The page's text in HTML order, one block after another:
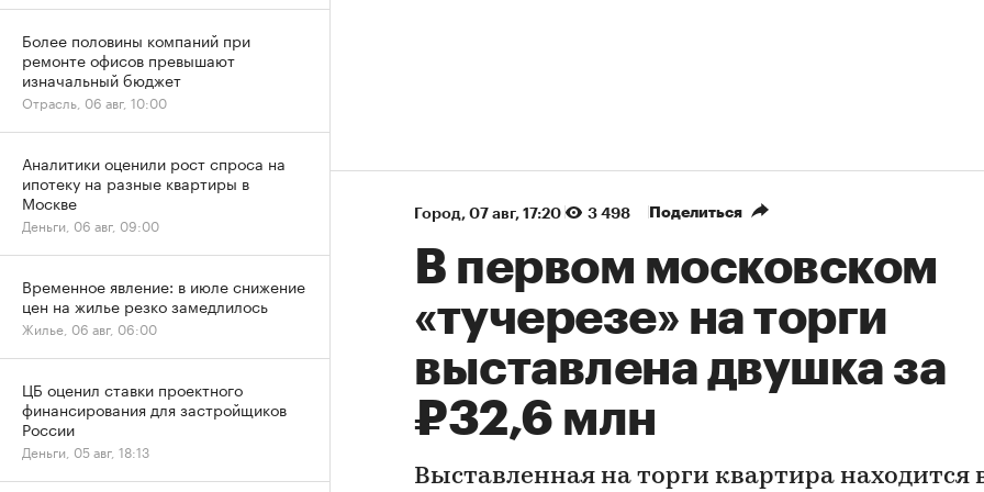
Город⁠, 07 авг, 17:20 3 498 Поделиться
В первом московском
«тучерезе» на торги
выставлена двушка за
₽32,6 млн
Выставленная на торги квартира находится
Более половины компаний при
ремонте офисов превышают
изначальный бюджет
Отрасль, 06 авг, 10:00
Аналитики оценили рост спроса на
ипотеку на разные квартиры в
Москве
Деньги, 06 авг, 09:00
Временное явление: в июле снижение
цен на жилье резко замедлилось
Жилье, 06 авг, 06:00
ЦБ оценил ставки проектного
финансирования для застройщиков
России
Деньги, 05 авг, 18:13